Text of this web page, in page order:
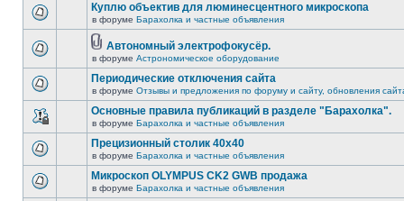
Куплю объектив для люминесцентного микроскопа
в форуме Барахолка и частные объявления
Автономный электрофокусёр.
в форуме Астрономическое оборудование
Периодические отключения сайта
в форуме Отзывы и предложения по форуму и сайту, обновления
Основные правила публикаций в разделе "Барахолка".
в форуме Барахолка и частные объявления
Прецизионный столик 40х40
в форуме Барахолка и частные объявления
Микроскоп OLYMPUS CK2 GWB продажа
в форуме Барахолка и частные объявления